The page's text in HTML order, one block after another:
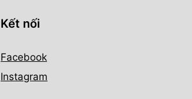
Kết nối
Facebook
Instagram